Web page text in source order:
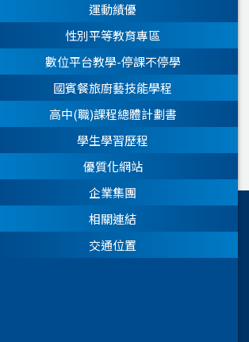
運動績優
性別平等教育專區
數位平台教學-停課不停學
國賓餐旅廚藝技能學程
高中(職)課程總體計劃書
學生學習歷程
優質化網站
企業集團
相關連結
交通位置